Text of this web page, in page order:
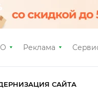
Реклама
САЙТА